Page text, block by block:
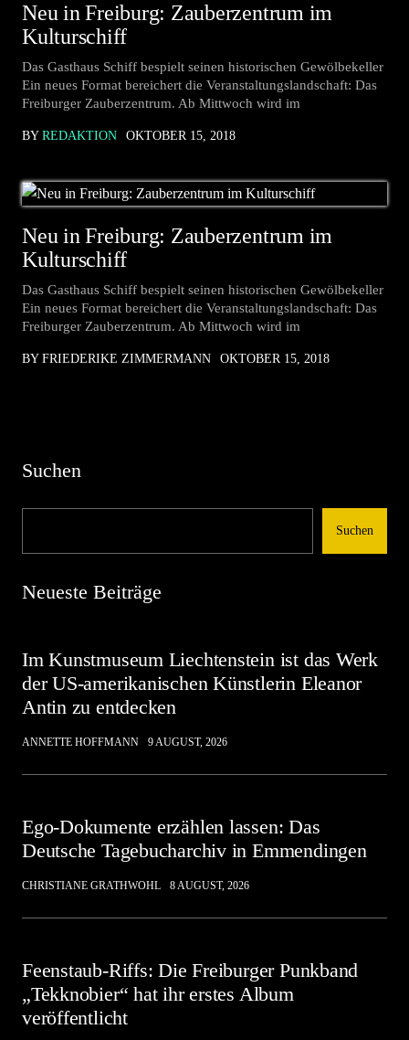
Neu in Freiburg: Zauberzentrum im
Kulturschiff
Das Gasthaus Schiff bespielt seinen historischen Gewölbekeller
Ein neues Format bereichert die Veranstaltungslandschaft: Das
Freiburger Zauberzentrum. Ab Mittwoch wird im
BY REDAKTION OKTOBER 15, 2018
Neu in Freiburg: Zauberzentrum im
Kulturschiff
Das Gasthaus Schiff bespielt seinen historischen Gewölbekeller
Ein neues Format bereichert die Veranstaltungslandschaft: Das
Freiburger Zauberzentrum. Ab Mittwoch wird im
BY FRIEDERIKE ZIMMERMANN OKTOBER 15, 2018
Suchen
Suchen
Neueste Beiträge
Im Kunstmuseum Liechtenstein ist das Werk
der US-amerikanischen Künstlerin Eleanor
Antin zu entdecken
ANNETTE HOFFMANN 9 AUGUST, 2026
Ego-Dokumente erzählen lassen: Das
Deutsche Tagebucharchiv in Emmendingen
CHRISTIANE GRATHWOHL 8 AUGUST, 2026
Feenstaub-Riffs: Die Freiburger Punkband
„Tekknobier“ hat ihr erstes Album
veröffentlicht